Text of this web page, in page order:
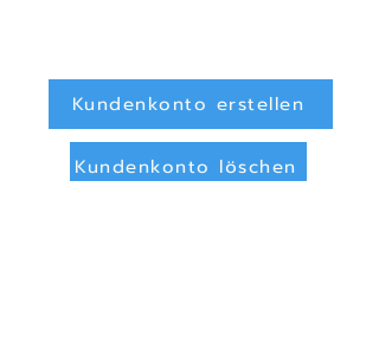
Kundenkonto erstellen
Kundenkonto löschen